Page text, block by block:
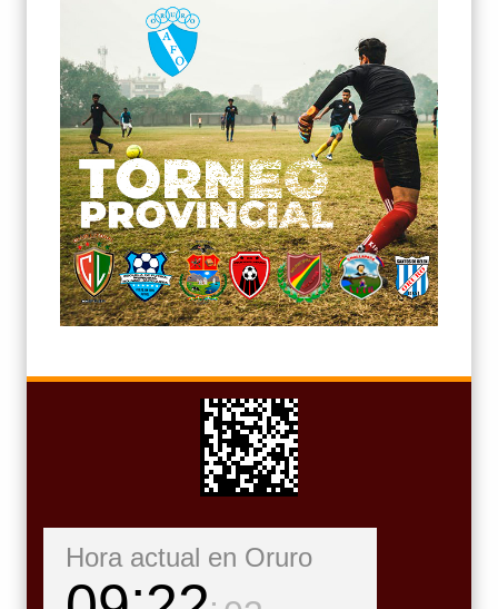
Hora actual en Oruro